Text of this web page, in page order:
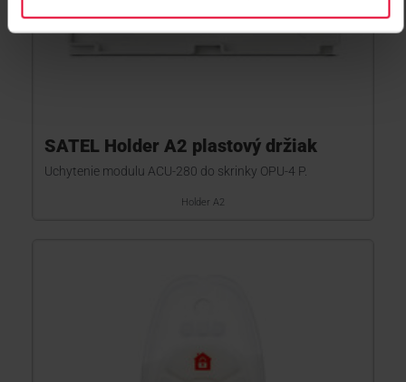
SATEL Holder A2 plastový držiak
Uchytenie modulu ACU-280 do skrinky OPU-4 P.
Holder A2